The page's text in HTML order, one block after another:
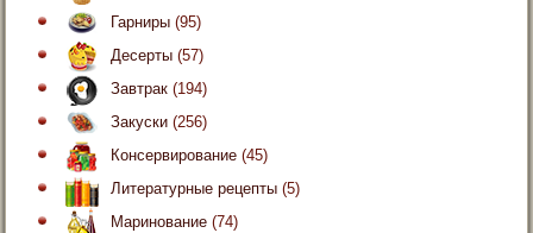
Гарниры (95)
Десерты (57)
Завтрак (194)
Закуски (256)
Консервирование (45)
Литературные рецепты (5)
Маринование (74)